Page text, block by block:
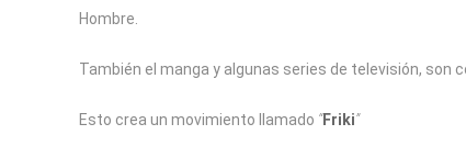
Hombre.
También el manga y algunas series de televisión,
Esto crea un movimiento llamado “Friki”